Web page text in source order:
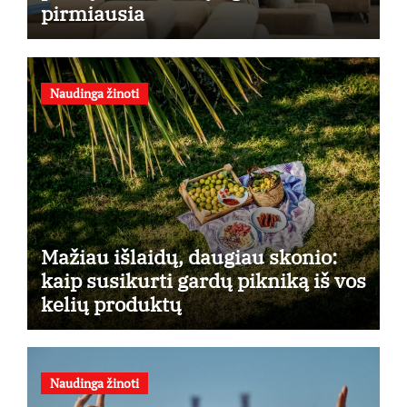
pirmiausia
Naudinga žinoti
Mažiau išlaidų, daugiau skonio:
kaip susikurti gardų pikniką iš vos
kelių produktų
Naudinga žinoti